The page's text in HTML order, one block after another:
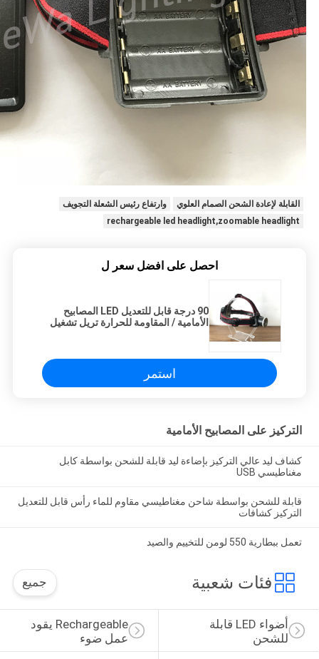
القابلة لإعادة الشحن الصمام العلوي
وارتفاع رئيس الشعلة التجويف
rechargeable led headlight,zoomable headlight
احصل على افضل سعر ل
90 درجة قابل للتعديل LED المصابيح
الأمامية / المقاومة للحرارة تريل تشغيل
استمر
التركيز على المصابيح الأمامية
كشاف ليد عالي التركيز بإضاءة ليد قابلة للشحن بواسطة كابل
مغناطيسي USB
قابلة للشحن بواسطة شاحن مغناطيسي مقاوم للماء رأس قابل للتعديل
التركيز كشافات
تعمل ببطارية 550 لومن للتخييم والصيد
فئات شعبية جميع
Rechargeable يقود
عمل ضوء
أضواء LED قابلة
للشحن